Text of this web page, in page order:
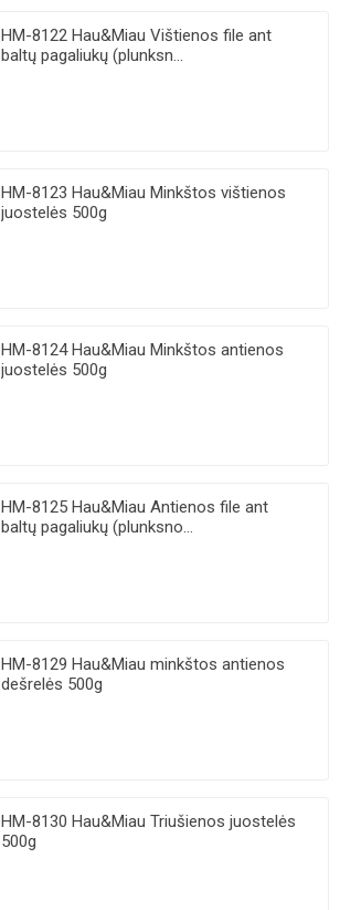
HM-8122 Hau&Miau Vištienos file ant
baltų pagaliukų (plunksn...
HM-8123 Hau&Miau Minkštos vištienos
juostelės 500g
HM-8124 Hau&Miau Minkštos antienos
juostelės 500g
HM-8125 Hau&Miau Antienos file ant
baltų pagaliukų (plunksno...
HM-8129 Hau&Miau minkštos antienos
dešrelės 500g
HM-8130 Hau&Miau Triušienos juostelės
500g